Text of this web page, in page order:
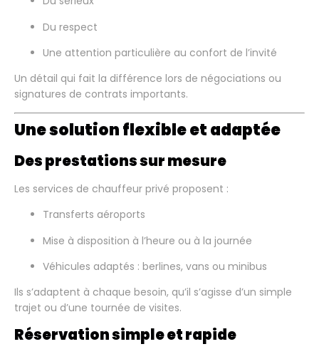
Du respect
Une attention particulière au confort de l’invité
Un détail qui fait la différence lors de négociations ou
signatures de contrats importants.
Une solution flexible et adaptée
Des prestations sur mesure
Les services de chauffeur privé proposent :
Transferts aéroports
Mise à disposition à l’heure ou à la journée
Véhicules adaptés : berlines, vans ou minibus
Ils s’adaptent à chaque besoin, qu’il s’agisse d’un simple
trajet ou d’une tournée de visites.
Réservation simple et rapide